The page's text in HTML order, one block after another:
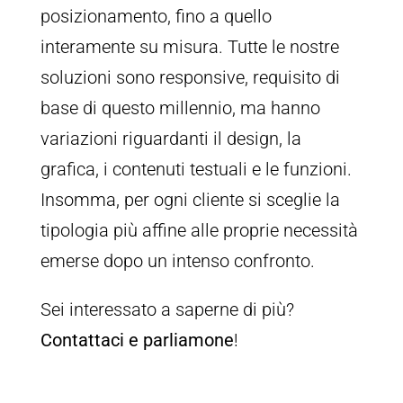
posizionamento, fino a quello
interamente su misura. Tutte le nostre
soluzioni sono responsive, requisito di
base di questo millennio, ma hanno
variazioni riguardanti il design, la
grafica, i contenuti testuali e le funzioni.
Insomma, per ogni cliente si sceglie la
tipologia più affine alle proprie necessità
emerse dopo un intenso confronto.
Sei interessato a saperne di più?
Contattaci e parliamone!